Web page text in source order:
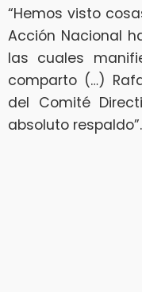
“Hemos visto
Acción Nacional
las cuales
comparto (…)
del Comité
absoluto respaldo”.